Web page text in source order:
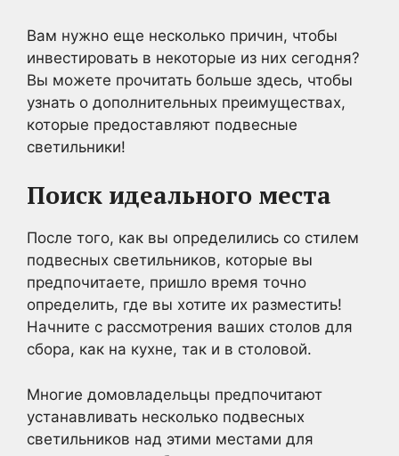
Вам нужно еще несколько причин, чтобы
инвестировать в некоторые из них сегодня?
Вы можете прочитать больше здесь, чтобы
узнать о дополнительных преимуществах,
которые предоставляют подвесные
светильники!
Поиск идеального места
После того, как вы определились со стилем
подвесных светильников, которые вы
предпочитаете, пришло время точно
определить, где вы хотите их разместить!
Начните с рассмотрения ваших столов для
сбора, как на кухне, так и в столовой.
Многие домовладельцы предпочитают
устанавливать несколько подвесных
светильников над этими местами для